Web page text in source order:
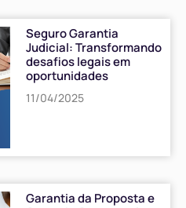
Seguro Garantia
Judicial: Transformando
desafios legais em
oportunidades
11/04/2025
Garantia da Proposta e